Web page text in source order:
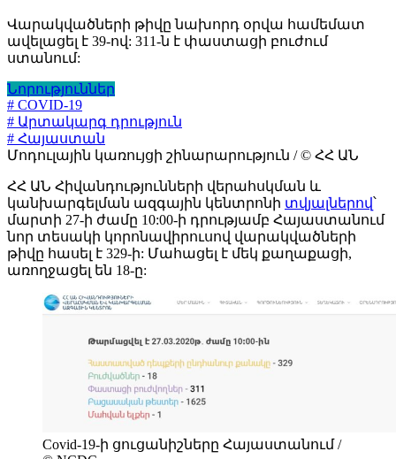
Վարակվածների թիվը նախորդ օրվա համեմատ
ավելացել է 39-ով: 311-ն է փաստացի բուժում
ստանում:
Նորություններ
# COVID-19
# Արտակարգ դրություն
# Հայաստան
Մոդուլային կառույցի շինարարություն / © ՀՀ ԱՆ
ՀՀ ԱՆ Հիվանդությունների վերահսկման և
կանխարգելման ազգային կենտրոնի տվյալներով՝
մարտի 27-ի ժամը 10:00-ի դրությամբ Հայաստանում
նոր տեսակի կորոնավիրուսով վարակվածների
թիվը հասել է 329-ի: Մահացել է մեկ քաղաքացի,
առողջացել են 18-ը:
Covid-19-ի ցուցանիշները Հայաստանում /